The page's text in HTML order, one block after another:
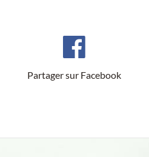
Partager sur Facebook